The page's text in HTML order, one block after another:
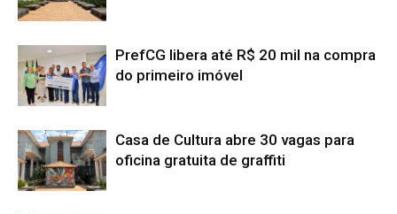
PrefCG libera até R$ 20 mil na compra
do primeiro imóvel
Casa de Cultura abre 30 vagas para
oficina gratuita de graffiti